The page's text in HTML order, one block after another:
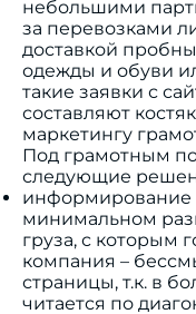
небольшими
за перевозками
доставкой
одежды и обуви
такие заявки с
составляют
маркетингу
Под грамотным
следующие
информирование
минимальном
груза, с которым
компания –
страницы, т.к. в
читается по